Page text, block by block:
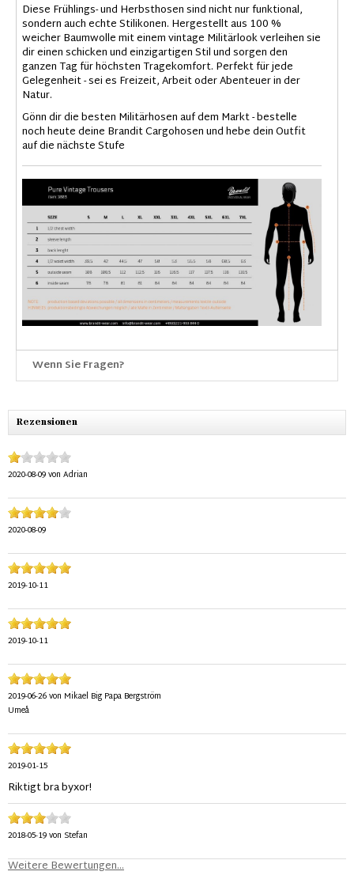
Diese Frühlings- und Herbsthosen sind nicht nur funktional,
sondern auch echte Stilikonen. Hergestellt aus 100 %
weicher Baumwolle mit einem vintage Militärlook verleihen sie
dir einen schicken und einzigartigen Stil und sorgen den
ganzen Tag für höchsten Tragekomfort. Perfekt für jede
Gelegenheit - sei es Freizeit, Arbeit oder Abenteuer in der
Natur.
Gönn dir die besten Militärhosen auf dem Markt - bestelle
noch heute deine Brandit Cargohosen und hebe dein Outfit
auf die nächste Stufe
Wenn Sie Fragen?
Rezensionen
2020-08-09von Adrian
2020-08-09
2019-10-11
2019-10-11
2019-06-26von Mikael Big Papa Bergström
Umeå
2019-01-15
Riktigt bra byxor!
2018-05-19von Stefan
Weitere Bewertungen...